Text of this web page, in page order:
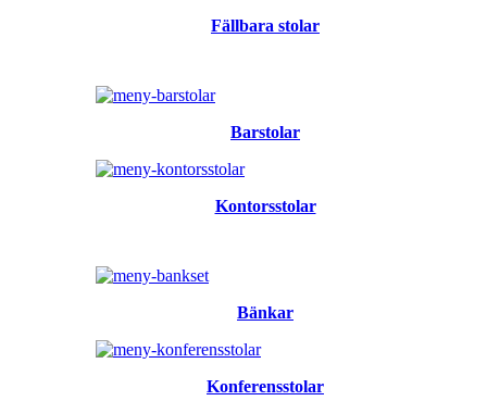
Fällbara stolar
Barstolar
Kontorsstolar
Bänkar
Konferensstolar